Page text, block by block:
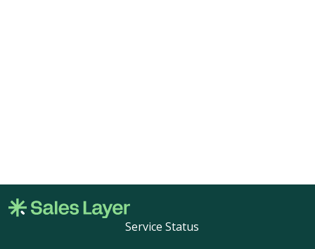
Service Status